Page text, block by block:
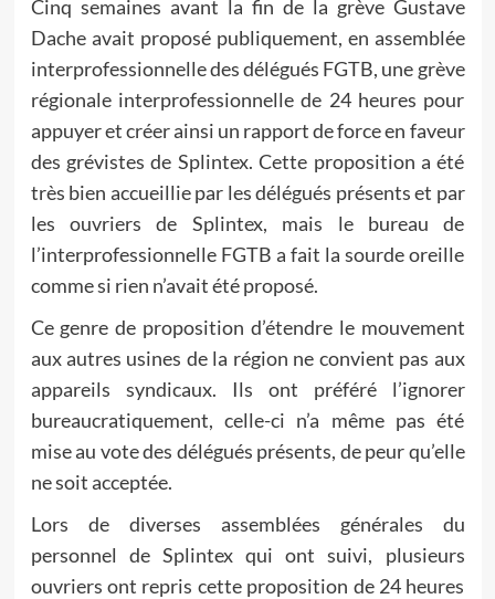
Cinq semaines avant la fin de la grève Gustave
Dache avait proposé publiquement, en assemblée
interprofessionnelle des délégués FGTB, une grève
régionale interprofessionnelle de 24 heures pour
appuyer et créer ainsi un rapport de force en faveur
des grévistes de Splintex. Cette proposition a été
très bien accueillie par les délégués présents et par
les ouvriers de Splintex, mais le bureau de
l’interprofessionnelle FGTB a fait la sourde oreille
comme si rien n’avait été proposé.
Ce genre de proposition d’étendre le mouvement
aux autres usines de la région ne convient pas aux
appareils syndicaux. Ils ont préféré l’ignorer
bureaucratiquement, celle-ci n’a même pas été
mise au vote des délégués présents, de peur qu’elle
ne soit acceptée.
Lors de diverses assemblées générales du
personnel de Splintex qui ont suivi, plusieurs
ouvriers ont repris cette proposition de 24 heures